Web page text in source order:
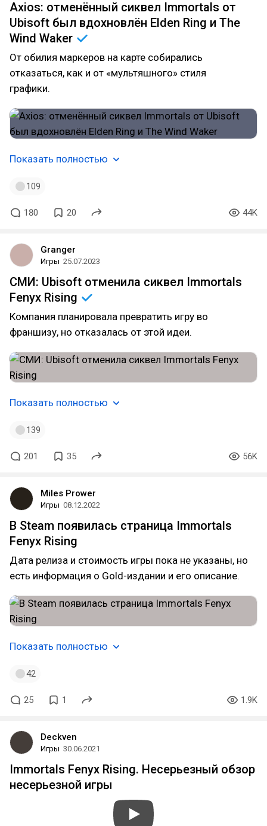
Axios: отменённый сиквел Immortals от
Ubisoft был вдохновлён Elden Ring и The
Wind Waker
От обилия маркеров на карте собирались
отказаться, как и от «мультяшного» стиля
графики.
Показать полностью
109
180 20 44K
Granger
Игры 25.07.2023
СМИ: Ubisoft отменила сиквел Immortals
Fenyx Rising
Компания планировала превратить игру во
франшизу, но отказалась от этой идеи.
Показать полностью
139
201 35 56K
Miles Prower
Игры 08.12.2022
В Steam появилась страница Immortals
Fenyx Rising
Дата релиза и стоимость игры пока не указаны, но
есть информация о Gold-издании и его описание.
Показать полностью
42
25 1 1.9K
Deckven
Игры 30.06.2021
Immortals Fenyx Rising. Несерьезный обзор
несерьезной игры